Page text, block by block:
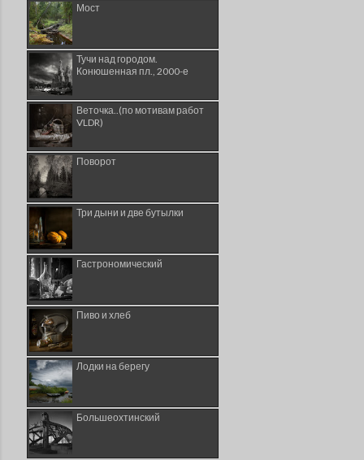
Мост
Тучи над городом.
Конюшенная пл., 2000-е
Веточка..(по мотивам работ
VLDR)
Поворот
Три дыни и две бутылки
Гастрономический
Пиво и хлеб
Лодки на берегу
Большеохтинский